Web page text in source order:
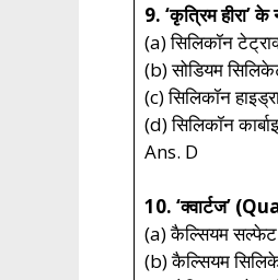
9. ‘कृत्रिम हीरा’
(a) सिलिकॉन
(b) सोडियम
(c) सिलिकॉन
(d) सिलिकॉन
Ans. D
10. ‘क्वार्टज’
(a) कैल्सियम
(b) कैल्सियम